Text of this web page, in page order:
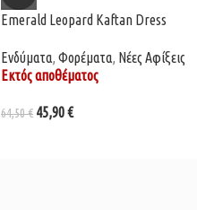
Emerald Leopard Kaftan Dress
Ενδύματα, Φορέματα, Νέες Αφίξεις
Εκτός αποθέματος
64,50€ 45,90€